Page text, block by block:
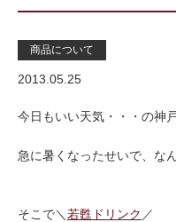
商品について
2013.05.25
今日もいい天気・・・の神戸
急に暑くなったせいで、な
そこで＼ 若甦ドリンク ／